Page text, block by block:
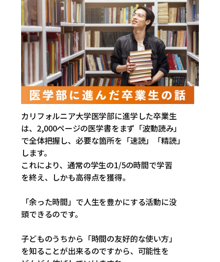
カリフォルニア大学医学部に進学した卒業生
は、2,000ページの医学書をまず「波動読み」
で全体把握し、必要な箇所を「速読」「精読」
します。
これにより、通常の学生の1/5の時間で学習
を終え、しかも高得点を獲得。
「余った時間」で人生を豊かにする活動に没
頭できるのです。
子どものうちから「時間の友好的な使い方」
を知ることが出来るのですから、可能性を